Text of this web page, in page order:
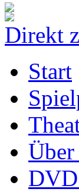
Direkt
Start
Über